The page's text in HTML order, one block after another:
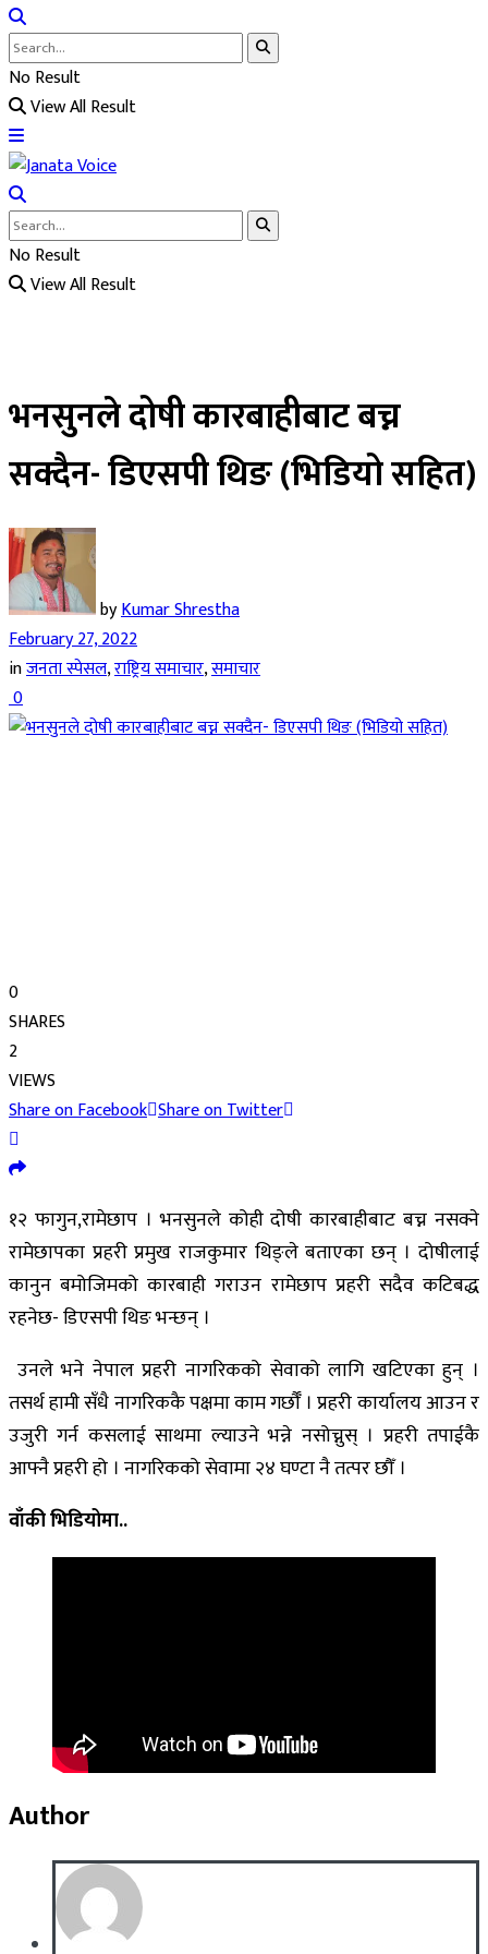
No Result
View All Result
No Result
View All Result
भनसुनले दोषी कारबाहीबाट बच्न
सक्दैन- डिएसपी थिङ (भिडियो सहित)
byKumar Shrestha
February 27, 2022
inजनता स्पेसल,राष्ट्रिय समाचार,समाचार
0
0
SHARES
2
VIEWS
Share on Facebook Share on Twitter
१२ फागुन,रामेछाप । भनसुनले कोही दोषी कारबाहीबाट बच्न नसक्ने
रामेछापका प्रहरी प्रमुख राजकुमार थिङ्ले बताएका छन् । दोषीलाई
कानुन बमोजिमको कारबाही गराउन रामेछाप प्रहरी सदैव कटिबद्ध
रहनेछ- डिएसपी थिङ भन्छन् ।
उनले भने नेपाल प्रहरी नागरिकको सेवाको लागि खटिएका हुन् ।
तसर्थ हामी सँधै नागरिककै पक्षमा काम गर्छौँ । प्रहरी कार्यालय आउन र
उजुरी गर्न कसलाई साथमा ल्याउने भन्ने नसोच्नुस् । प्रहरी तपाईकै
आफ्नै प्रहरी हो । नागरिकको सेवामा २४ घण्टा नै तत्पर छौँ ।
वाँकी भिडियोमा..
Author